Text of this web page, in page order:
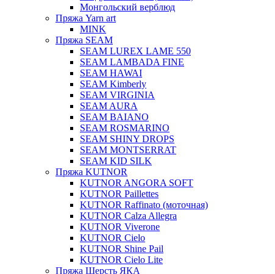
Монгольский верблюд
Пряжа Yarn art
MINK
Пряжа SEAM
SEAM LUREX LAME 550
SEAM LAMBADA FINE
SEAM HAWAI
SEAM Kimberly
SEAM VIRGINIA
SEAM AURA
SEAM BAIANO
SEAM ROSMARINO
SEAM SHINY DROPS
SEAM MONTSERRAT
SEAM KID SILK
Пряжа KUTNOR
KUTNOR ANGORA SOFT
KUTNOR Paillettes
KUTNOR Raffinato (моточная)
KUTNOR Calza Allegra
KUTNOR Viverone
KUTNOR Cielo
KUTNOR Shine Pail
KUTNOR Cielo Lite
Пряжа Шерсть ЯКА